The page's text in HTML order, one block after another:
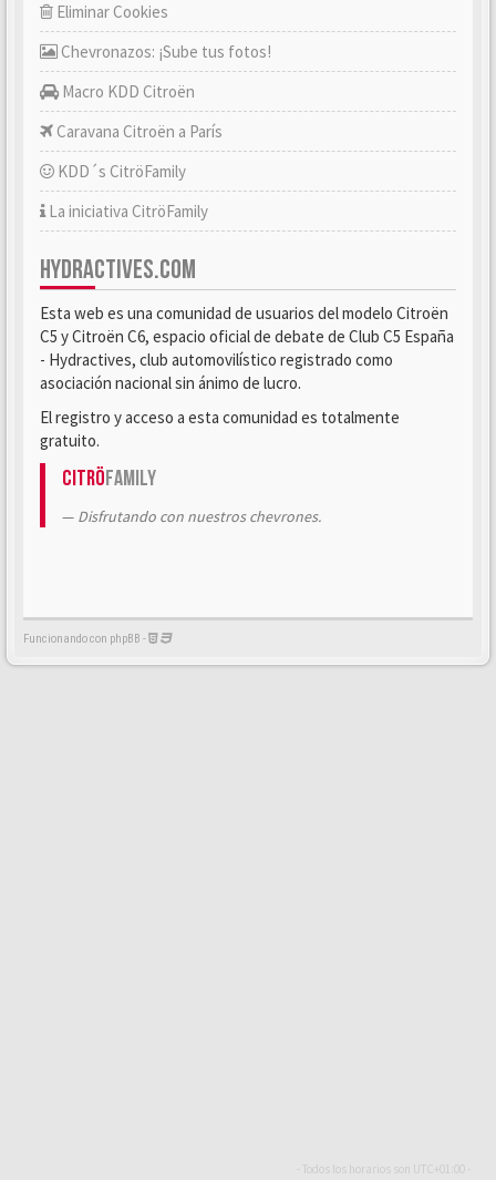
Eliminar Cookies
Chevronazos: ¡Sube tus fotos!
Macro KDD Citroën
Caravana Citroën a París
KDD´s CitröFamily
La iniciativa CitröFamily
HYDRACTIVES.COM
Esta web es una comunidad de usuarios del modelo Citroën
C5 y Citroën C6, espacio oficial de debate de Club C5 España
- Hydractives, club automovilístico registrado como
asociación nacional sin ánimo de lucro.
El registro y acceso a esta comunidad es totalmente
gratuito.
CitröFamily
Disfrutando con nuestros chevrones.
Funcionando con phpBB -
- Todos los horarios son UTC+01:00